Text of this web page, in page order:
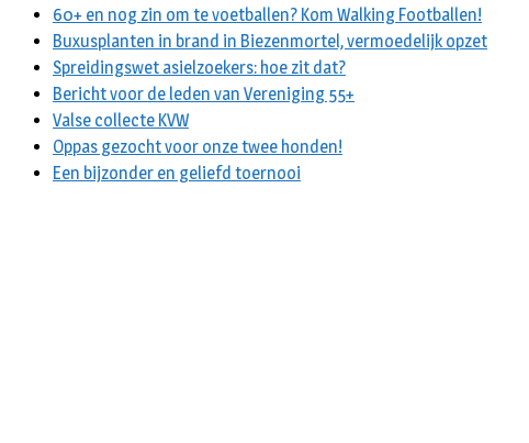
60+ en nog zin om te voetballen? Kom Walking Footballen!
Buxusplanten in brand in Biezenmortel, vermoedelijk opzet
Spreidingswet asielzoekers: hoe zit dat?
Bericht voor de leden van Vereniging 55+
Valse collecte KVW
Oppas gezocht voor onze twee honden!
Een bijzonder en geliefd toernooi